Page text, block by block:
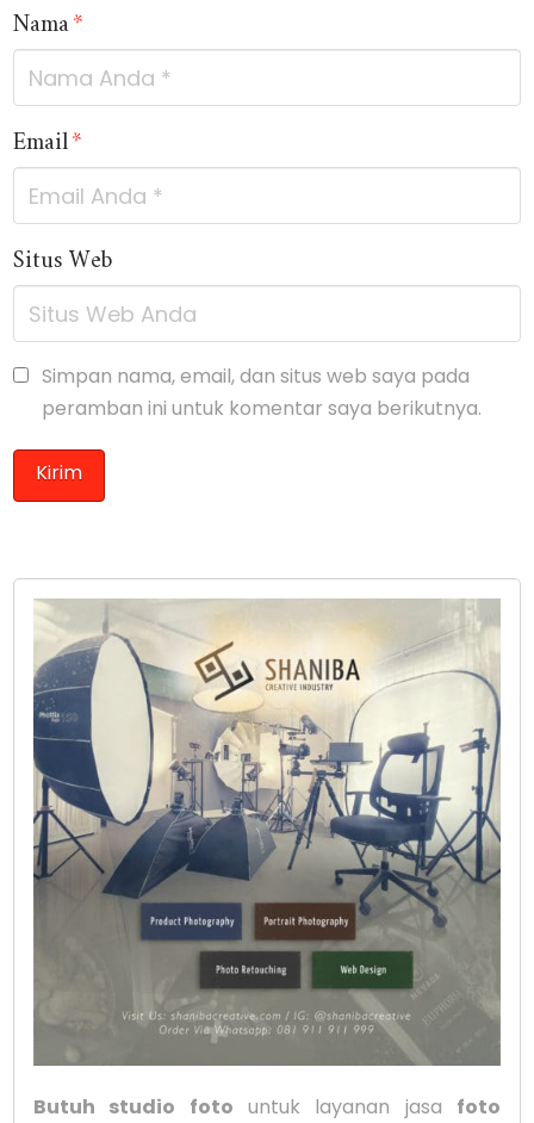
Nama*
Email*
Situs Web
Simpan nama, email, dan situs web saya pada
peramban ini untuk komentar saya berikutnya.
Butuh studio foto untuk layanan jasa foto